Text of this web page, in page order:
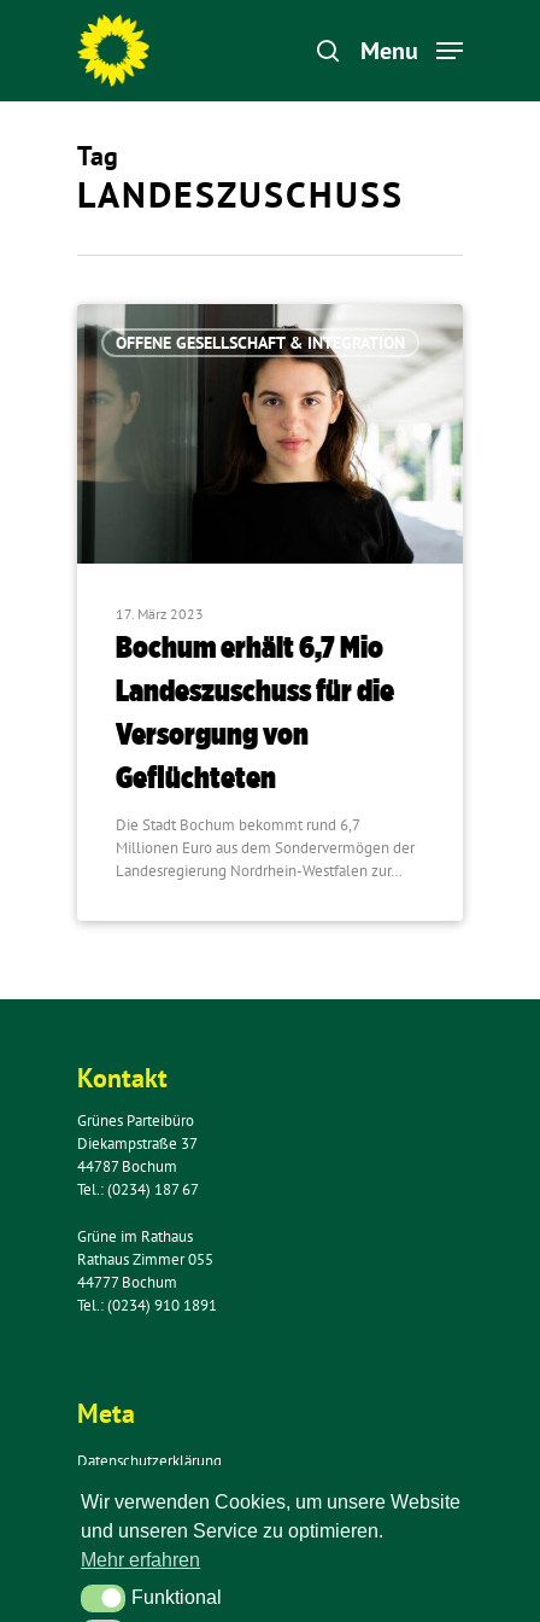
Hit enter to search or ESC to close
Menu
Tag
LANDESZUSCHUSS
OFFENE GESELLSCHAFT & INTEGRATION
17. März 2023
Bochum erhält 6,7 Mio
Landeszuschuss für die
Versorgung von
Geflüchteten
Die Stadt Bochum bekommt rund 6,7
Millionen Euro aus dem Sondervermögen der
Landesregierung Nordrhein-Westfalen zur…
Kontakt
Grünes Parteibüro
Diekampstraße 37
44787 Bochum
Tel.: (0234) 187 67
Grüne im Rathaus
Rathaus Zimmer 055
44777 Bochum
Tel.: (0234) 910 1891
Meta
Datenschutzerklärung
Impressum
Kontakt
Newsletter
Wir verwenden Cookies, um unsere Website
und unseren Service zu optimieren.
Mehr erfahren
FunktionalFunktional